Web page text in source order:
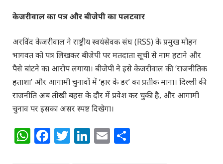
केजरीवाल का पत्र और बीजेपी का पलटवार
अरविंद केजरीवाल ने राष्ट्रीय स्वयंसेवक संघ (RSS) के प्रमुख मोहन
भागवत को पत्र लिखकर बीजेपी पर मतदाता सूची से नाम हटाने और
पैसे बांटने का आरोप लगाया। बीजेपी ने इसे केजरीवाल की ‘राजनीतिक
हताशा’ और आगामी चुनावों में ‘हार के डर’ का प्रतीक माना। दिल्ली की
राजनीति अब तीखी बहस के दौर में प्रवेश कर चुकी है, और आगामी
चुनाव पर इसका असर स्पष्ट दिखेगा।
WhatsApp
Facebook
Twitter
LinkedIn
Email